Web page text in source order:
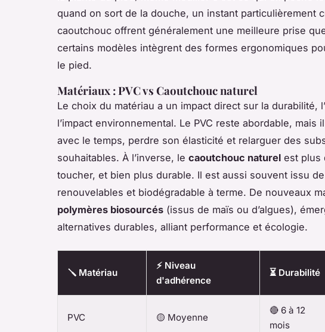
quand on sort de la douche, un instant particulièrement
caoutchouc offrent généralement une meilleure prise
certains modèles intègrent des formes ergonomiques
le pied.
Matériaux : PVC vs Caoutchouc naturel
Le choix du matériau a un impact direct sur la durabilité,
l’impact environnemental. Le PVC reste abordable, mais
avec le temps, perdre son élasticité et relarguer des
souhaitables. À l’inverse, le caoutchouc naturel est plus
toucher, et bien plus durable. Il est aussi souvent issu
renouvelables et biodégradable à terme. De nouveaux
polymères biosourcés (issus de maïs ou d’algues),
alternatives durables, alliant performance et écologie.
🪛 Matériau
⚡ Niveau
d'adhérence
⏳ Durabilité
PVC 🟡 Moyenne
🔴 6 à 12
mois